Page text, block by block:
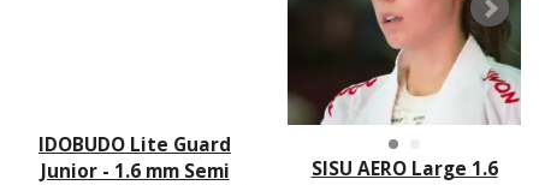
IDOBUDO Lite Guard
Junior - 1.6 mm Semi
SISU AERO Large 1.6